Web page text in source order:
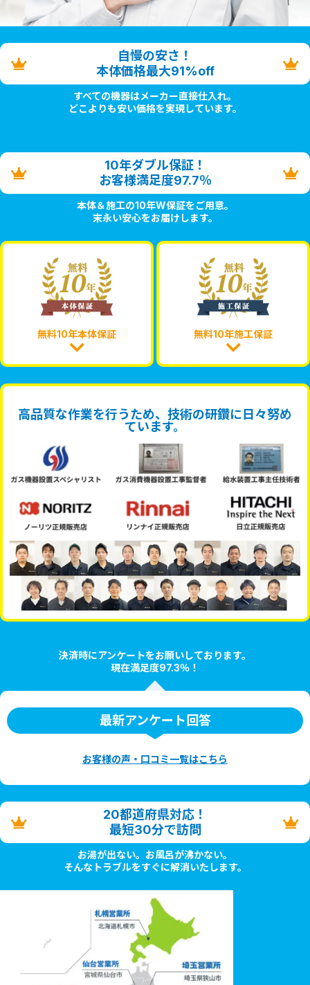
自慢の安さ！
本体価格最大91%off
すべての機器はメーカー直接仕入れ。
どこよりも安い価格を実現しています。
10年ダブル保証！
お客様満足度97.7％
本体＆施工の10年W保証をご用意。
末永い安心をお届けします。
無料10年本体保証 無料10年施工保証
高品質な作業を行うため、技術の研鑽に日々努め
ています。
決済時にアンケートをお願いしております。
現在満足度97.3％！
最新アンケート回答
お客様の声・口コミ一覧はこちら
20都道府県対応！
最短30分で訪問
お湯が出ない。お風呂が沸かない。
そんなトラブルをすぐに解消いたします。